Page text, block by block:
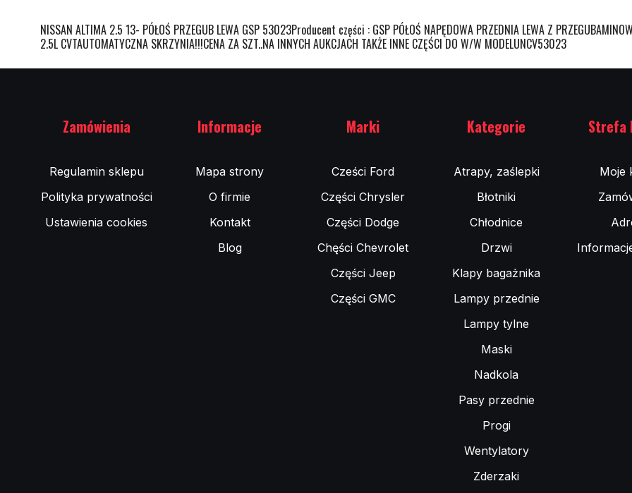
NISSAN ALTIMA 2.5 13- PÓŁOŚ PRZEGUB LEWA GSP 53023Producent części : GSP PÓŁOŚ NAPĘDOWA PRZEDNIA LEWA Z
2.5L CVTAUTOMATYCZNA SKRZYNIA!!!CENA ZA SZT..NA INNYCH AUKCJACH TAKŻE INNE CZĘŚCI DO W/W MODELUNCV53023
Zamówienia
Regulamin sklepu
Polityka prywatności
Ustawienia cookies
Informacje
Mapa strony
O firmie
Kontakt
Blog
Marki
Cześci Ford
Części Chrysler
Części Dodge
Chęści Chevrolet
Części Jeep
Części GMC
Kategorie
Atrapy, zaślepki
Błotniki
Chłodnice
Drzwi
Klapy bagażnika
Lampy przednie
Lampy tylne
Maski
Nadkola
Pasy przednie
Progi
Wentylatory
Zderzaki
Strefa
Moje